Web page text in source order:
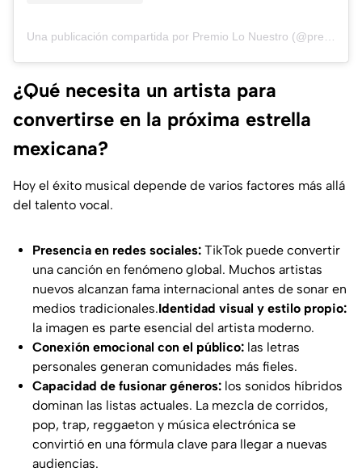
¿Qué necesita un artista para
convertirse en la próxima estrella
mexicana?
Hoy el éxito musical depende de varios factores más allá
del talento vocal.
Presencia en redes sociales: TikTok puede convertir
una canción en fenómeno global. Muchos artistas
nuevos alcanzan fama internacional antes de sonar en
medios tradicionales.Identidad visual y estilo propio:
la imagen es parte esencial del artista moderno.
Conexión emocional con el público: las letras
personales generan comunidades más fieles.
Capacidad de fusionar géneros: los sonidos híbridos
dominan las listas actuales. La mezcla de corridos,
pop, trap, reggaeton y música electrónica se
convirtió en una fórmula clave para llegar a nuevas
audiencias.